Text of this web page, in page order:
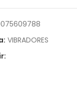
VIBRADORES